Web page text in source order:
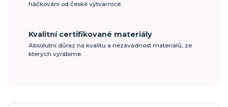
háčkování od české výtvarnice.
Kvalitní certifikované materiály
Absolutní důraz na kvalitu a nezávadnost materiálů, ze
kterých vyrábíme.